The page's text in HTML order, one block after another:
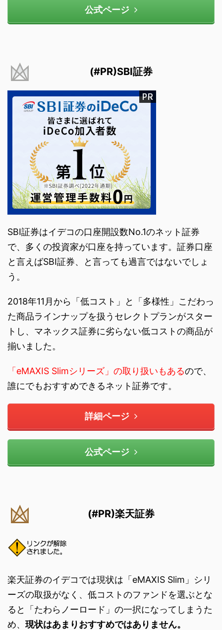
公式ページ
(#PR)SBI証券
SBI証券はイデコの口座開設数No.1のネット証券
で、多くの投資家が口座を持っています。証券口座
と言えばSBI証券、と言っても過言ではないでしょ
う。
2018年11月から「低コスト」と「多様性」こだわっ
た商品ラインナップを扱うセレクトプランがスター
トし、マネックス証券に劣らない低コストの商品が
揃いました。
「eMAXIS Slimシリーズ」の取り扱いもあるので、
誰にでもおすすめできるネット証券です。
詳細ページ
公式ページ
(#PR)楽天証券
楽天証券のイデコでは現状は「eMAXIS Slim」シリ
ーズの取扱がなく、低コストのファンドを選ぶとな
ると「たわらノーロード」の一択になってしまうた
め、 現状はあまりおすすめではありません。